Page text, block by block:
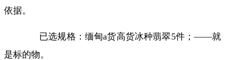
依据。
已选规格：缅甸a货高货冰种翡翠5件；——就
是标的物。